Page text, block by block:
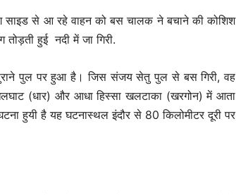
साइड से आ रहे वाहन को बस चालक ने बचाने की कोशिश
हुई नदी में जा गिरी.
पुल पर हुआ है। जिस संजय सेतु पुल से बस गिरी, वह
(धार) और आधा हिस्सा खलटाका (खरगोन) में आता
हुयी है यह घटनास्थल इंदौर से 80 किलोमीटर दूरी पर